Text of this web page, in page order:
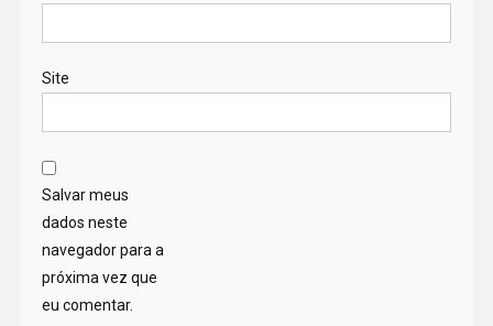
Site
Salvar meus
dados neste
navegador para a
próxima vez que
eu comentar.